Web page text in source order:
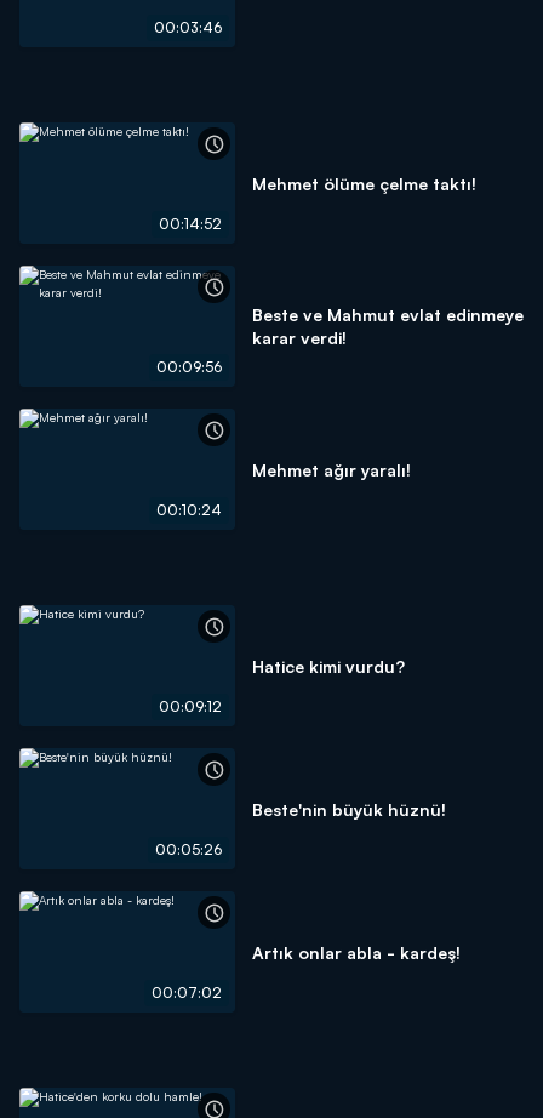
00:03:46
00:14:52
Mehmet ölüme çelme taktı!
00:09:56
Beste ve Mahmut evlat edinmeye
karar verdi!
00:10:24
Mehmet ağır yaralı!
00:09:12
Hatice kimi vurdu?
00:05:26
Beste'nin büyük hüznü!
00:07:02
Artık onlar abla - kardeş!